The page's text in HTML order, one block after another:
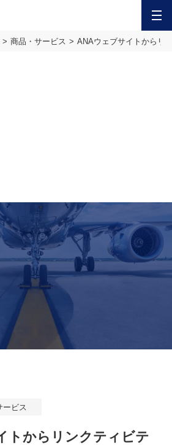
商品・サービス ANAウェブサイトからリ
ービス
トからリンクティビテ